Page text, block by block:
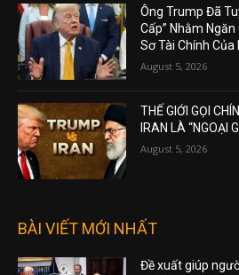
Ông Trump Đã
Cấp” Nhằm
Sơ Tài Chính
August 5, 2026
THẾ GIỚI GỌI
IRAN LÀ “NGOẠI
August 5, 2026
BÀI VIẾT MỚI NHẤT
Đề xuất giúp